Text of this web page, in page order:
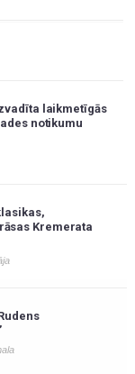
laikmetīgās
notikumu
Kremerata